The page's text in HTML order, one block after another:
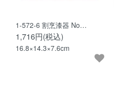
1-572-6 割烹漆器 No…
1,716円(税込)
16.8×14.3×7.6cm